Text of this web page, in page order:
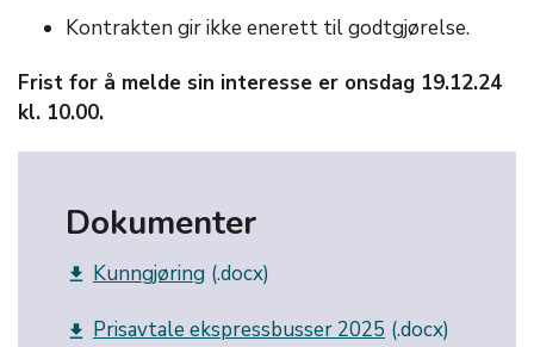
Kontrakten gir ikke enerett til godtgjørelse.
Frist for å melde sin interesse er onsdag 19.12.24
kl. 10.00.
Dokumenter
get_app Kunngjøring
get_app Prisavtale ekspressbusser 2025